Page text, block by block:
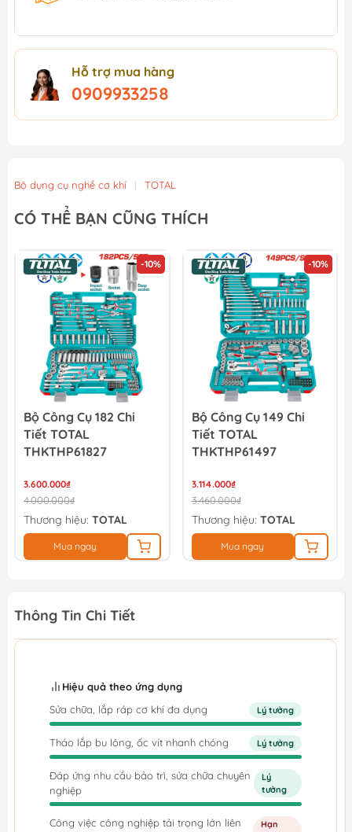
Hỗ trợ mua hàng
0909933258
Bộ dụng cụ nghề cơ khí | TOTAL
CÓ THỂ BẠN CŨNG THÍCH
-10%
Bộ Công Cụ 182 Chi
Tiết TOTAL
THKTHP61827
3.600.000₫
4.000.000₫
Thương hiệu: TOTAL
Mua ngay
-10%
Bộ Công Cụ 149 Chi
Tiết TOTAL
THKTHP61497
3.114.000₫
3.460.000₫
Thương hiệu: TOTAL
Mua ngay
Thông Tin Chi Tiết
Hiệu quả theo ứng dụng
Sửa chữa, lắp ráp cơ khí đa dụng
Lý tưởng
Tháo lắp bu lông, ốc vít nhanh chóng Lý tưởng
Đáp ứng nhu cầu bảo trì, sửa chữa chuyên
nghiệp
Lý
tưởng
Công việc công nghiệp tải trọng lớn liên
Hạn